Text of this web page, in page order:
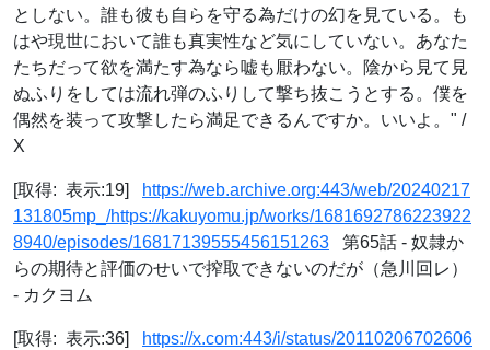
としない。誰も彼も自らを守る為だけの幻を見ている。も
はや現世において誰も真実性など気にしていない。あなた
たちだって欲を満たす為なら嘘も厭わない。陰から見て見
ぬふりをしては流れ弾のふりして撃ち抜こうとする。僕を
偶然を装って攻撃したら満足できるんですか。いいよ。" /
X
[取得: 表示:19]
https://web.archive.org:443/web/20240217
131805mp_/https://kakuyomu.jp/works/1681692786223922
8940/episodes/16817139555456151263 第65話 - 奴隷か
らの期待と評価のせいで搾取できないのだが（急川回レ）
- カクヨム
[取得: 表示:36]
https://x.com:443/i/status/20110206702606